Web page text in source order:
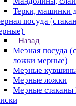
Терки, машинки
посуда
Назад
Мерная посуда
ложки мерные)
Мерные
Мерные ложки
Мерные стаканы